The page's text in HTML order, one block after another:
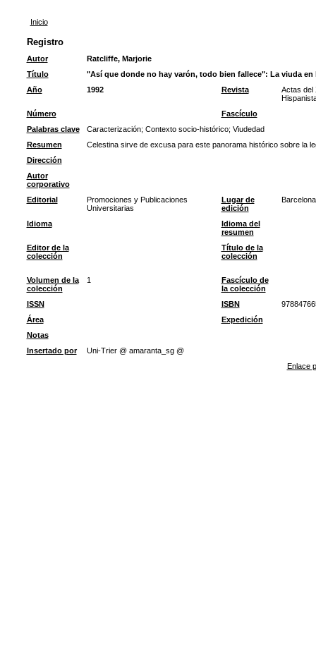
Inicio
Registro
Autor
Ratcliffe, Marjorie
Título
"Así que donde no hay varón, todo bien fallece": La viuda en
Año
1992 Revista
Actas del
Número
Fascículo
Palabras clave
Caracterización; Contexto socio-histórico; Viudedad
Resumen
Celestina sirve de excusa para este panorama histórico sobre la
Dirección
Autor
corporativo
Editorial
Promociones y Publicaciones
Universitarias
Lugar de
edición
Barcelona
Idioma
Idioma del
resumen
Editor de la
colección
Título de la
colección
Volumen de la
colección
1
Fascículo de
la colección
ISSN
ISBN
Área
Expedición
Notas
Insertado por
Uni-Trier @ amaranta_sg @
Enlace